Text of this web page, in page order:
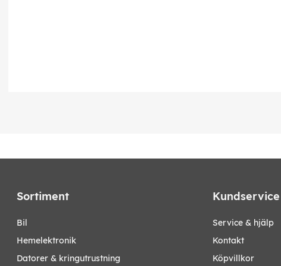
Sortiment
bil
hemelektronik
datorer & kringutrustning
Kundservice
Service & hjälp
Kontakt
Köpvillkor